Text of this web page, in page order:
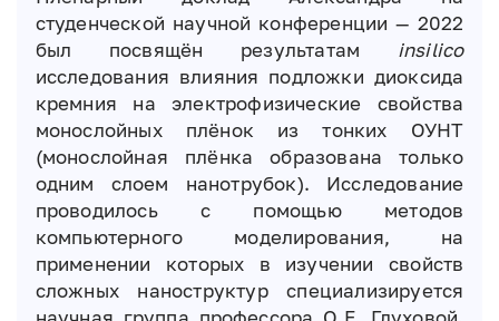
студенческой научной конференции — 2022
был посвящён результатам
insilico
исследования влияния подложки диоксида
кремния на электрофизические свойства
монослойных плёнок из тонких ОУНТ
(монослойная плёнка образована только
одним слоем нанотрубок). Исследование
проводилось с помощью методов
компьютерного моделирования, на
применении которых в изучении свойств
сложных наноструктур специализируется